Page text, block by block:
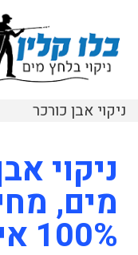
ניקוי אבן כורכר
ניקוי
מים,
100% איכות